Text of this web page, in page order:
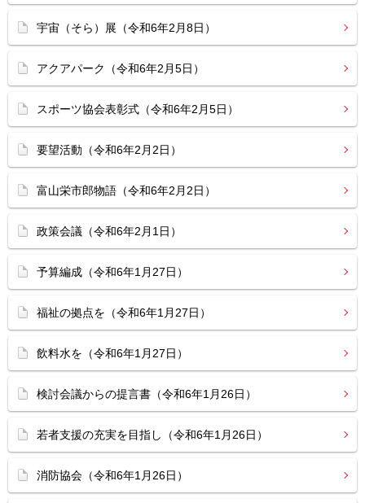
宇宙（そら）展（令和6年2月8日）
アクアパーク（令和6年2月5日）
スポーツ協会表彰式（令和6年2月5日）
要望活動（令和6年2月2日）
富山栄市郎物語（令和6年2月2日）
政策会議（令和6年2月1日）
予算編成（令和6年1月27日）
福祉の拠点を（令和6年1月27日）
飲料水を（令和6年1月27日）
検討会議からの提言書（令和6年1月26日）
若者支援の充実を目指し（令和6年1月26日）
消防協会（令和6年1月26日）